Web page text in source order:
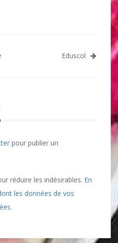
Eduscol
pour publier un
réduire les indésirables. En
les données de vos
.